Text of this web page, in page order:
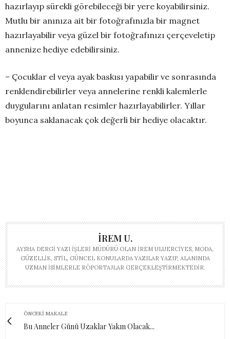
hazırlayıp sürekli görebileceği bir yere koyabilirsiniz.
Mutlu bir anınıza ait bir fotoğrafınızla bir magnet
hazırlayabilir veya güzel bir fotoğrafınızı çerçeveletip
annenize hediye edebilirsiniz.
– Çocuklar el veya ayak baskısı yapabilir ve sonrasında
renklendirebilirler veya annelerine renkli kalemlerle
duygularını anlatan resimler hazırlayabilirler. Yıllar
boyunca saklanacak çok değerli bir hediye olacaktır.
İREM U.
AYSHA DERGI YAZI İŞLERI MÜDÜRÜ OLAN İREM ULUERCIYES, MODA,
GÜZELLIK, STIL, GÜNCEL KONULARDA YAZILAR YAZIP, ALANINDA
UZMAN ISIMLERLE RÖPORTAJLAR GERÇEKLEŞTIRMEKTEDIR.
ÖNCEKI MAKALE
Bu Anneler Günü Uzaklar Yakın Olacak...